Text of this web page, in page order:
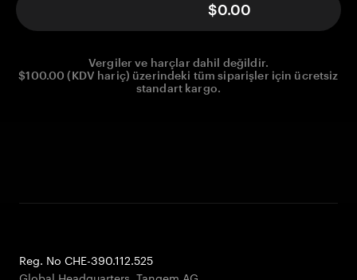
$0.00
Vergiler ve harçlar dahil değildir.
$100.00 (KDV hariç) üzerindeki tüm siparişler için ücretsiz
standart kargo.
Reg. No CHE-390.112.525